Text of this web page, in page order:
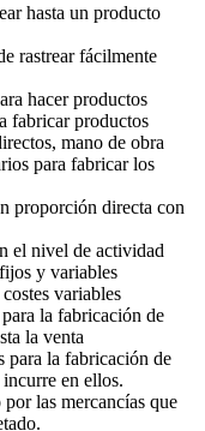
hasta un producto
rastrear fácilmente
hacer productos
fabricar productos
mano de obra
para fabricar los
proporción directa con
el nivel de actividad
y variables
variables
la fabricación de
la venta
para la fabricación de
en ellos.
las mercancías que